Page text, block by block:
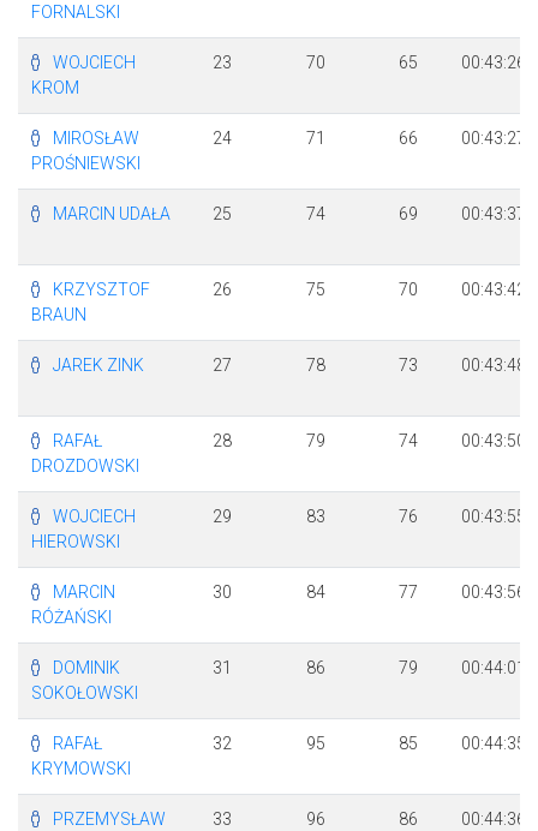
FORNALSKI
WOJCIECH
KROM
23 70 65 00:43:26
MIROSŁAW
PROŚNIEWSKI
24 71 66 00:43:27
MARCIN UDAŁA 25 74 69 00:43:37
KRZYSZTOF
BRAUN
26 75 70 00:43:42
JAREK ZINK 27 78 73 00:43:48
RAFAŁ
DROZDOWSKI
28 79 74 00:43:50
WOJCIECH
HIEROWSKI
29 83 76 00:43:55
MARCIN
RÓŻAŃSKI
30 84 77 00:43:56
DOMINIK
SOKOŁOWSKI
31 86 79 00:44:01
RAFAŁ
KRYMOWSKI
32 95 85 00:44:35
PRZEMYSŁAW
33 96 86 00:44:36